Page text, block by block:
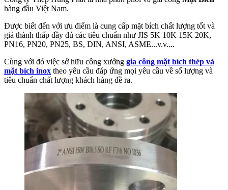
hàng đầu Việt Nam.
Được biết đến với ưu điểm là cung cấp mặt bích chất lượng tốt và
giá thành thấp đầy đủ các tiêu chuẩn như JIS 5K 10K 15K 20K,
PN16, PN20, PN25, BS, DIN, ANSI, ASME...v.v....
Cùng với đó việc sở hữu công xưởng gia công mặt bích thép và
mặt bích inox theo yêu cầu đáp ứng mọi yêu cầu về số lượng và
tiêu chuẩn chất lượng khách hàng đề ra.